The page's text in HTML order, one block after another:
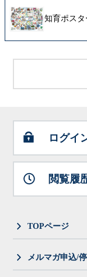
知育ポスタ
ログイ
閲覧履
TOPページ
メルマガ申込/